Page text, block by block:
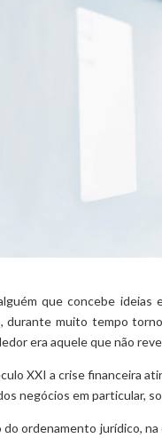
que concebe ideias
durante muito tempo
era aquele que não
XXI a crise financeira
negócios em particular,
ordenamento jurídico,